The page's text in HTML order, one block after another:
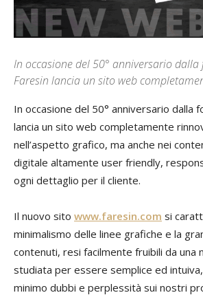
In occasione del 50° anniversario dalla
Faresin lancia un sito web
In occasione del 50° anniversario dalla
lancia un sito web completamente
nell’aspetto grafico, ma anche nei
digitale altamente user friendly,
ogni dettaglio per il cliente.
Il nuovo sito www.faresin.com si
minimalismo delle linee grafiche e la
contenuti, resi facilmente fruibili da una
studiata per essere semplice ed
minimo dubbi e perplessità sui nostri